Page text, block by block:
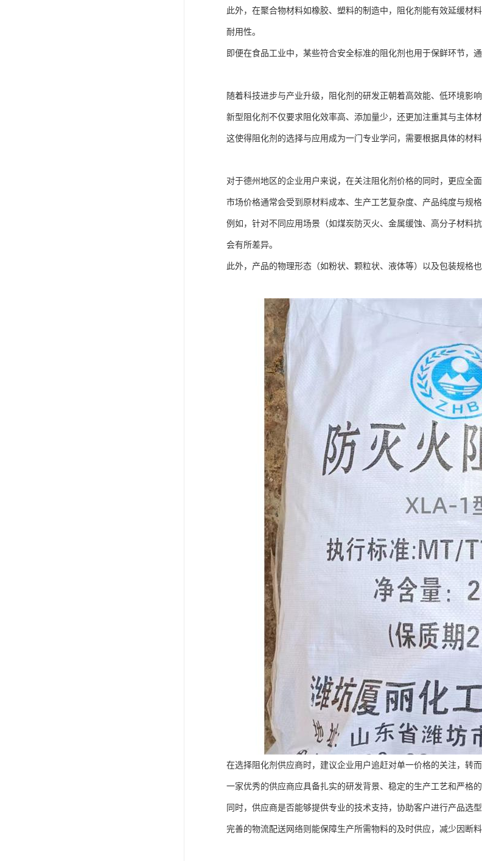
此外，在聚合物材料如橡胶、塑料的制造中，阻化剂能有效延缓材
耐用性。
即便在食品工业中，某些符合安全标准的阻化剂也用于保鲜环节，
随着科技进步与产业升级，阻化剂的研发正朝着高效能、低环境影
新型阻化剂不仅要求阻化效率高、添加量少，还更加注重其与主体
这使得阻化剂的选择与应用成为一门专业学问，需要根据具体的材
对于德州地区的企业用户来说，在关注阻化剂价格的同时，更应全面
市场价格通常会受到原材料成本、生产工艺复杂度、产品纯度与规
例如，针对不同应用场景（如煤炭防灭火、金属缓蚀、高分子材料
会有所差异。
此外，产品的物理形态（如粉状、颗粒状、液体等）以及包装规格
在选择阻化剂供应商时，建议企业用户追赶对单一价格的关注，转
一家优秀的供应商应具备扎实的研发背景、稳定的生产工艺和严格
同时，供应商是否能够提供专业的技术支持，协助客户进行产品选
完善的物流配送网络则能保障生产所需物料的及时供应，减少因断料